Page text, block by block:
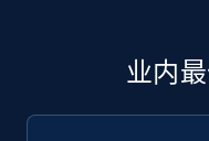
业内